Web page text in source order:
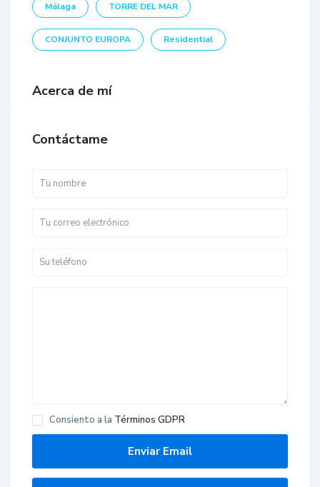
Málaga TORRE DEL MAR
CONJUNTO EUROPA Residential
Acerca de mí
Contáctame
Consiento a la Términos GDPR